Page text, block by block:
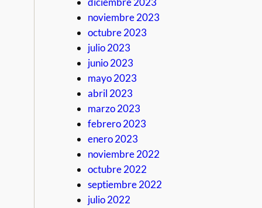
noviembre 2023
octubre 2023
julio 2023
junio 2023
mayo 2023
abril 2023
marzo 2023
febrero 2023
enero 2023
noviembre 2022
octubre 2022
septiembre 2022
julio 2022